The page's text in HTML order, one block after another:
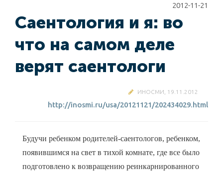
2012-11-21
Саентология и я: во
что на самом деле
верят саентологи
ИНОСМИ, 19.11.2012
http://inosmi.ru/usa/20121121/202434029.html
Будучи ребенком родителей-саентологов, ребенком,
появившимся на свет в тихой комнате, где все было
подготовлено к возвращению реинкарнированного